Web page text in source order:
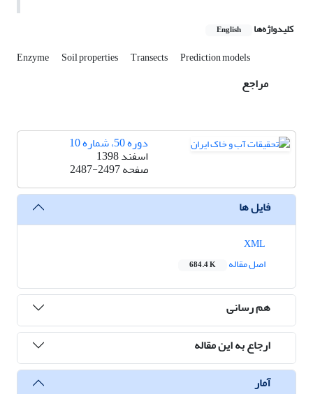
کلیدواژه‌ها English
Enzyme Soil properties Transects Prediction models
مراجع
دوره 50، شماره 10
اسفند 1398
صفحه2487-2497
فایل ها
اصل مقاله
684.4 K
هم رسانی
ارجاع به این مقاله
آمار